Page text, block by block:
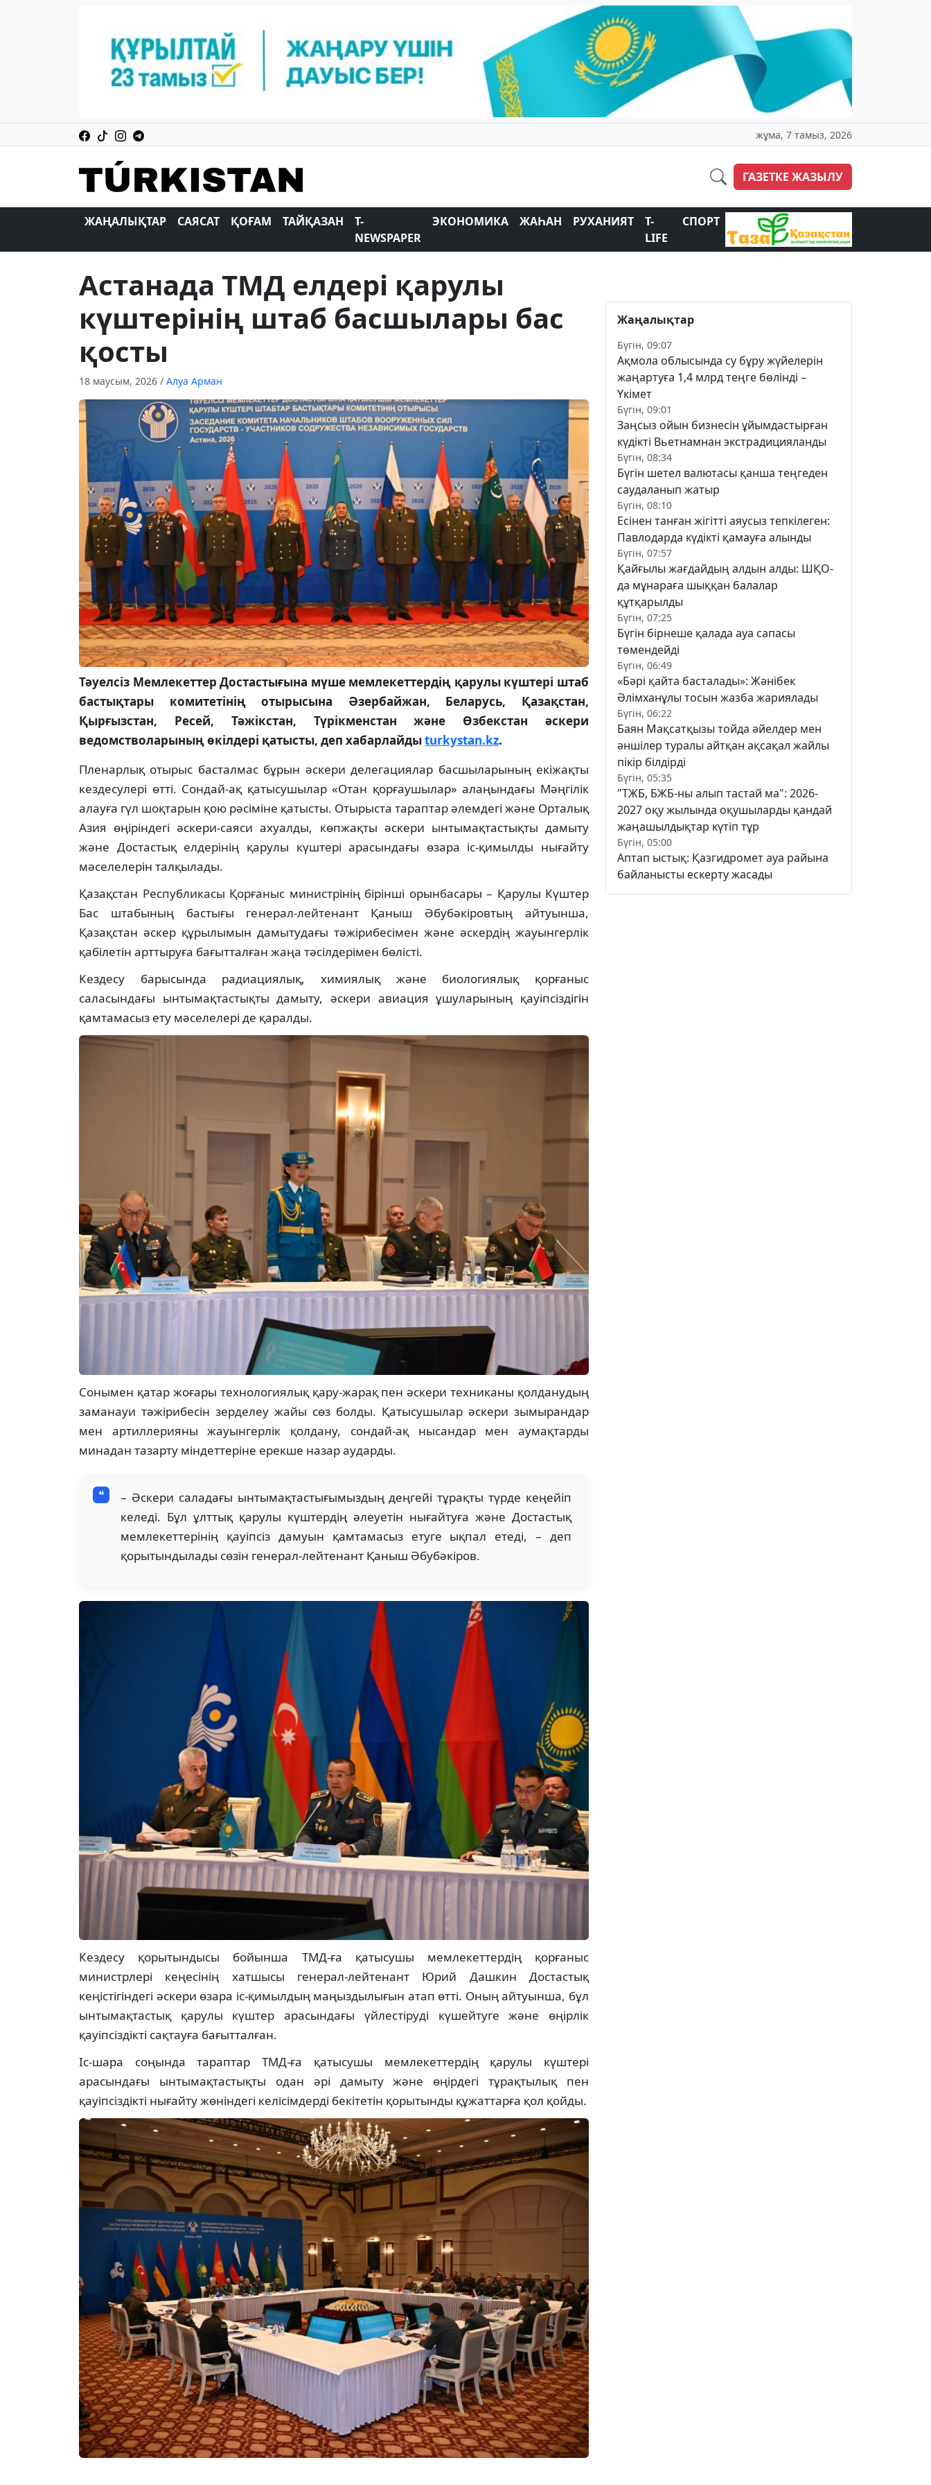
жұма, 7 тамыз, 2026
ГАЗЕТКЕ ЖАЗЫЛУ
ЖАҢАЛЫҚТАР САЯСАТ ҚОҒАМ ТАЙҚАЗАН
T-
NEWSPAPER
ЭКОНОМИКА ЖАҺАН РУХАНИЯТ
T-
LIFE
СПОРТ
Астанада ТМД елдері қарулы
күштерінің штаб басшылары бас
қосты
18 маусым, 2026 / Алуа Арман
Тәуелсіз Мемлекеттер Достастығына мүше мемлекеттердің қарулы күштері штаб
бастықтары комитетінің отырысына Әзербайжан, Беларусь, Қазақстан,
Қырғызстан, Ресей, Тәжікстан, Түрікменстан және Өзбекстан әскери
ведомстволарының өкілдері қатысты, деп хабарлайдыturkystan.kz.
Пленарлық отырыс басталмас бұрын әскери делегациялар басшыларының екіжақты
кездесулері өтті. Сондай-ақ қатысушылар «Отан қорғаушылар» алаңындағы Мәңгілік
алауға гүл шоқтарын қою рәсіміне қатысты. Отырыста тараптар әлемдегі және Орталық
Азия өңіріндегі әскери-саяси ахуалды, көпжақты әскери ынтымақтастықты дамыту
және Достастық елдерінің қарулы күштері арасындағы өзара іс-қимылды нығайту
мәселелерін талқылады.
Қазақстан Республикасы Қорғаныс министрінің бірінші орынбасары – Қарулы Күштер
Бас штабының бастығы генерал-лейтенант Қаныш Әбубәкіровтың айтуынша,
Қазақстан әскер құрылымын дамытудағы тәжірибесімен және әскердің жауынгерлік
қабілетін арттыруға бағытталған жаңа тәсілдерімен бөлісті.
Кездесу барысында радиациялық, химиялық және биологиялық қорғаныс
саласындағы ынтымақтастықты дамыту, әскери авиация ұшуларының қауіпсіздігін
қамтамасыз ету мәселелері де қаралды.
Сонымен қатар жоғары технологиялық қару-жарақ пен әскери техниканы қолданудың
заманауи тәжірибесін зерделеу жайы сөз болды. Қатысушылар әскери зымырандар
мен артиллерияны жауынгерлік қолдану, сондай-ақ нысандар мен аумақтарды
минадан тазарту міндеттеріне ерекше назар аударды.
– Әскери саладағы ынтымақтастығымыздың деңгейі тұрақты түрде кеңейіп
келеді. Бұл ұлттық қарулы күштердің әлеуетін нығайтуға және Достастық
мемлекеттерінің қауіпсіз дамуын қамтамасыз етуге ықпал етеді, – деп
қорытындылады сөзін генерал-лейтенант Қаныш Әбубәкіров.
Кездесу қорытындысы бойынша ТМД-ға қатысушы мемлекеттердің қорғаныс
министрлері кеңесінің хатшысы генерал-лейтенант Юрий Дашкин Достастық
кеңістігіндегі әскери өзара іс-қимылдың маңыздылығын атап өтті. Оның айтуынша, бұл
ынтымақтастық қарулы күштер арасындағы үйлестіруді күшейтуге және өңірлік
қауіпсіздікті сақтауға бағытталған.
Іс-шара соңында тараптар ТМД-ға қатысушы мемлекеттердің қарулы күштері
арасындағы ынтымақтастықты одан әрі дамыту және өңірдегі тұрақтылық пен
қауіпсіздікті нығайту жөніндегі келісімдерді бекітетін қорытынды құжаттарға қол қойды.
Жаңалықтар
Бүгін, 09:07
Ақмола облысында су бұру жүйелерін
жаңартуға 1,4 млрд теңге бөлінді –
Үкімет
Бүгін, 09:01
Заңсыз ойын бизнесін ұйымдастырған
күдікті Вьетнамнан экстрадицияланды
Бүгін, 08:34
Бүгін шетел валютасы қанша теңгеден
саудаланып жатыр
Бүгін, 08:10
Есінен танған жігітті аяусыз тепкілеген:
Павлодарда күдікті қамауға алынды
Бүгін, 07:57
Қайғылы жағдайдың алдын алды: ШҚО-
да мұнараға шыққан балалар
құтқарылды
Бүгін, 07:25
Бүгін бірнеше қалада ауа сапасы
төмендейді
Бүгін, 06:49
«Бәрі қайта басталады»: Жәнібек
Әлімханұлы тосын жазба жариялады
Бүгін, 06:22
Баян Мақсатқызы тойда әйелдер мен
әншілер туралы айтқан ақсақал жайлы
пікір білдірді
Бүгін, 05:35
"ТЖБ, БЖБ-ны алып тастай ма": 2026-
2027 оқу жылында оқушыларды қандай
жаңашылдықтар күтіп тұр
Бүгін, 05:00
Аптап ыстық: Қазгидромет ауа райына
байланысты ескерту жасады